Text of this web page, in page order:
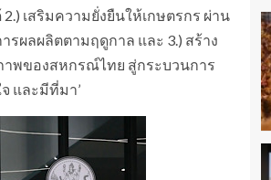
เสริมความยั่งยืนให้เกษตรกร ผ่าน
ผลผลิตตามฤดูกาล และ 3.) สร้าง
าพของสหกรณ์ไทย สู่กระบวนการ
และมีที่มา’